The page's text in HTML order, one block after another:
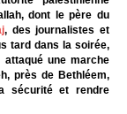
dont le père du
, des journalistes et
tard dans la soirée,
une marche
près de Bethléem,
sécurité et rendre